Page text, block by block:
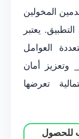
المخولين
يعتبر
العوامل
وسيلة فعالة لتعزيز_SECURITY_ وتعزيز أمان
تعرضها
للحصول